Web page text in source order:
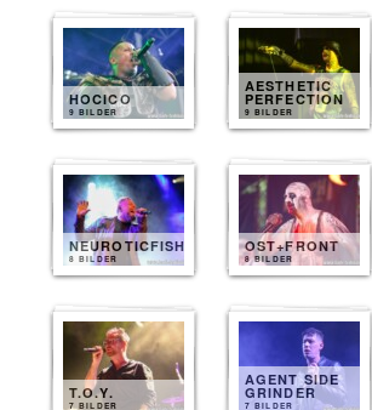
HOCICO
9 BILDER
AESTHETIC
PERFECTION
9 BILDER
NEUROTICFISH
8 BILDER
OST+FRONT
8 BILDER
T.O.Y.
7 BILDER
AGENT SIDE
GRINDER
7 BILDER